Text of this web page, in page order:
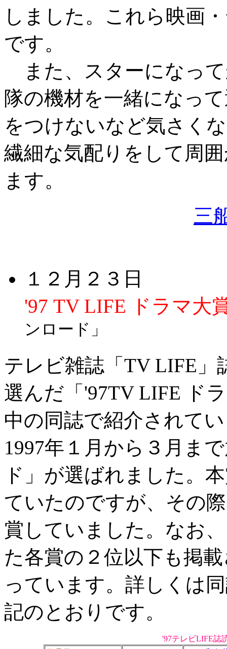
しました。これら映画
です。
また、スターになっ
隊の機材を一緒になっ
をつけないなど気さく
繊細な気配りをして周
ます。
三
１２月２３日
'97 TV LIFE ドラマ
ンロード」
テレビ雑誌「TV LIFE」
選んだ「'97TV LIFE ド
中の同誌で紹介されて
1997年１月から３月ま
ド」が選ばれました。
ていたのですが、その
賞していました。なお
た各賞の２位以下も掲
っています。詳しくは
記のとおりです。
'97テレビLIFE誌